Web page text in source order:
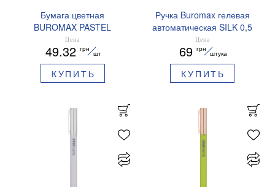
Бумага цветная
BUROMAX PASTEL
EUROMAX 20 арк А4 80 г/
мс BM.2721220E-08
Цена
49.32 грн
шт
КУПИТЬ
Ручка Buromax гелевая
автоматическая SILK 0,5
мм синие чернила
BM.83100
Цена
69 грн
штука
КУПИТЬ